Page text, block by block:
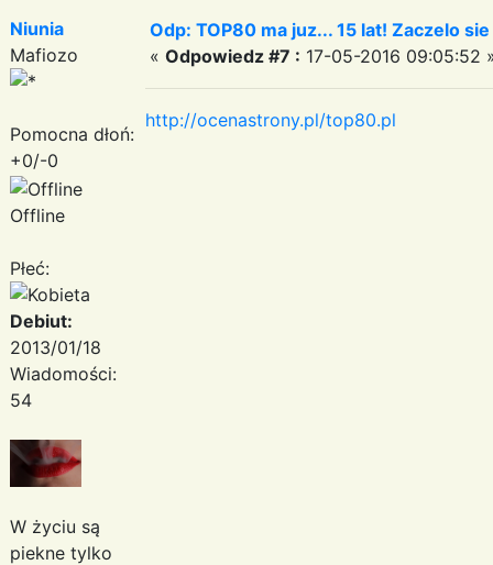
Niunia
Mafiozo
Pomocna dłoń:
+0/-0
Offline
Płeć:
Debiut:
2013/01/18
Wiadomości:
54
W życiu są
piekne tylko
Odp: TOP80 ma juz... 15 lat! Zaczelo
« Odpowiedz #7 : 17-05-2016 09:05:52
http://ocenastrony.pl/top80.pl